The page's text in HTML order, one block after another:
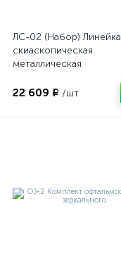
ЛС-02 (Набор) Линейка
скиаскопическая
металлическая
22 609 ₽ /шт